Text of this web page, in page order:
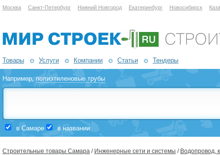
Москва Санкт-Петербург Нижний Новгород Екатеринбург Новосибирск
Товары Услуги Компании Статьи Тендеры
Например,полиэтиленовые трубы
в Самаре в названии
Строительные товары Самара / Инженерные сети и системы / Водопровод,